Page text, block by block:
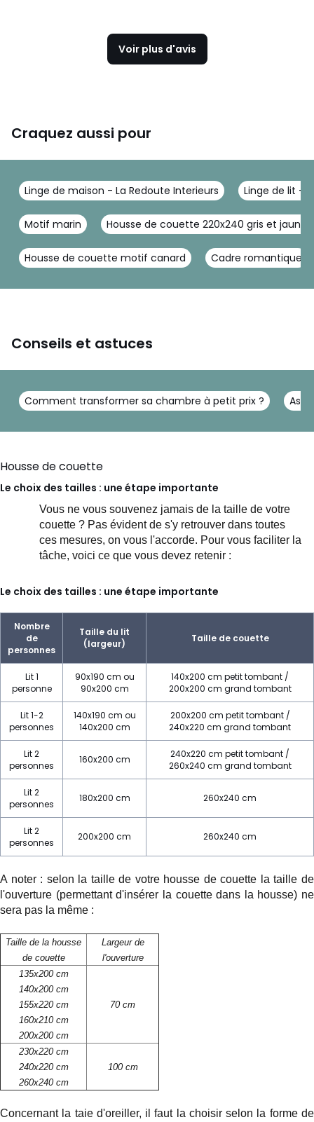
Voir plus d'avis
Craquez aussi pour
Linge de maison - La Redoute Interieurs Linge de lit -
Motif marin Housse de couette 220x240 gris et jaune
Housse de couette motif canard Cadre romantique
Conseils et astuces
Comment transformer sa chambre à petit prix ?
Housse de couette
Le choix des tailles : une étape importante
Vous ne vous souvenez jamais de la taille de votre
couette ? Pas évident de s'y retrouver dans toutes
ces mesures, on vous l'accorde. Pour vous faciliter la
tâche, voici ce que vous devez retenir :
Le choix des tailles : une étape importante
Nombre
de
personnes
Taille du lit
(largeur)
Taille de couette
Lit 1
personne
90x190 cm ou
90x200 cm
140x200 cm petit tombant /
200x200 cm grand tombant
Lit 1-2
personnes
140x190 cm ou
140x200 cm
200x200 cm petit tombant /
240x220 cm grand tombant
Lit 2
personnes
160x200 cm
240x220 cm petit tombant /
260x240 cm grand tombant
Lit 2
personnes
180x200 cm 260x240 cm
Lit 2
personnes
200x200 cm 260x240 cm
A noter : selon la taille de votre housse de couette la taille de
l'ouverture (permettant d'insérer la couette dans la housse) ne
sera pas la même :
Taille de la housse
de couette
Largeur de
l'ouverture
135x200 cm
140x200 cm
155x220 cm
160x210 cm
200x200 cm
70 cm
230x220 cm
240x220 cm
260x240 cm
100 cm
Concernant la taie d'oreiller, il faut la choisir selon la forme de